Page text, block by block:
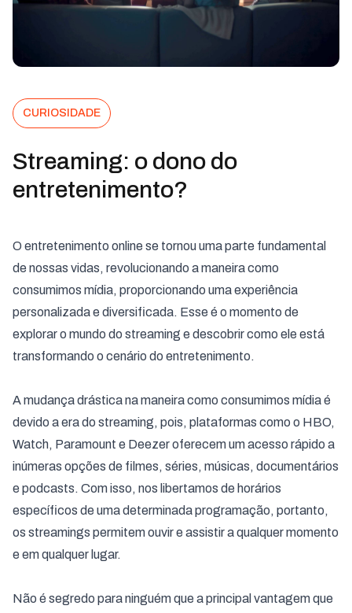
CURIOSIDADE
Streaming: o dono do
entretenimento?
O entretenimento online se tornou uma parte fundamental
de nossas vidas, revolucionando a maneira como
consumimos mídia, proporcionando uma experiência
personalizada e diversificada. Esse é o momento de
explorar o mundo do streaming e descobrir como ele está
transformando o cenário do entretenimento.
A mudança drástica na maneira como consumimos mídia é
devido a era do streaming, pois, plataformas como o HBO,
Watch, Paramount e Deezer oferecem um acesso rápido a
inúmeras opções de filmes, séries, músicas, documentários
e podcasts. Com isso, nos libertamos de horários
específicos de uma determinada programação, portanto,
os streamings permitem ouvir e assistir a qualquer momento
e em qualquer lugar.
Não é segredo para ninguém que a principal vantagem que